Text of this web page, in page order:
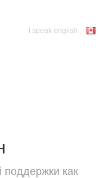
I speak english
поддержки как